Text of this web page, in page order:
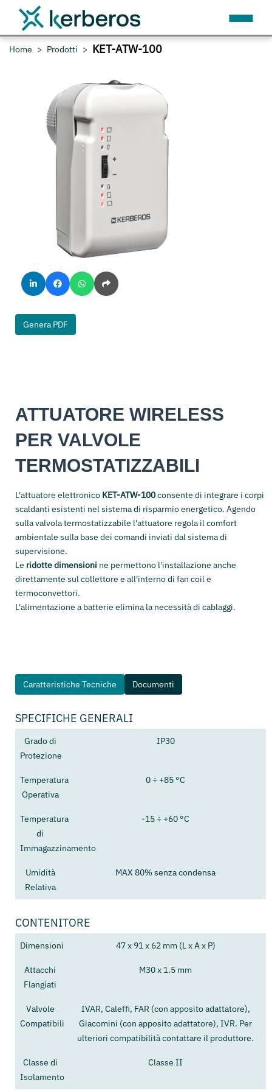
Home Prodotti KET-ATW-100
Genera PDF
ATTUATORE WIRELESS
PER VALVOLE
TERMOSTATIZZABILI
L'attuatore elettronico KET-ATW-100consente di integrare i corpi
scaldanti esistenti nel sistema di risparmio energetico. Agendo
sulla valvola termostatizzabile l'attuatore regola il comfort
ambientale sulla base dei comandi inviati dal sistema di
supervisione.
Le ridotte dimensioni ne permettono l'installazione anche
direttamente sul collettore e all'interno di fan coil e
termoconvettori.
L'alimentazione a batterie elimina la necessità di cablaggi.
Caratteristiche Tecniche Documenti
SPECIFICHE GENERALI
Grado di
Protezione
IP30
Temperatura
Operativa
0 ÷ +85 °C
Temperatura
di
Immagazzinamento
-15 ÷ +60 °C
Umidità
Relativa
MAX 80% senza condensa
CONTENITORE
Dimensioni 47 x 91 x 62 mm (L x A x P)
Attacchi
Flangiati
M30 x 1.5 mm
Valvole
Compatibili
IVAR, Caleffi, FAR (con apposito adattatore),
Giacomini (con apposito adattatore), IVR. Per
ulteriori compatibilità contattare il produttore.
Classe di
Isolamento
Classe II